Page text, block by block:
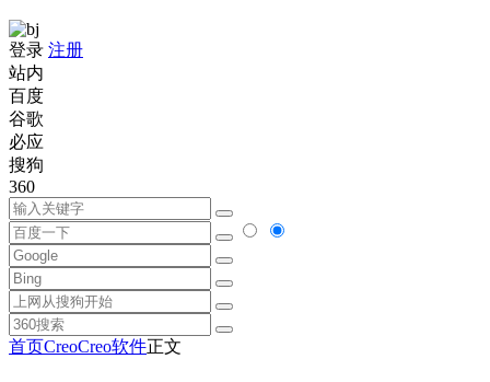
登录 注册
站内
百度
谷歌
必应
搜狗
360
首页CreoCreo软件正文